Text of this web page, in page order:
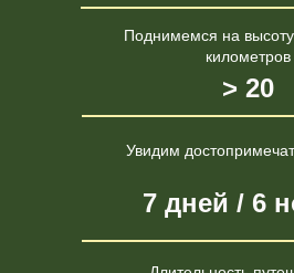
Поднимемся на
километров
> 20
Увидим
7 дней / 6